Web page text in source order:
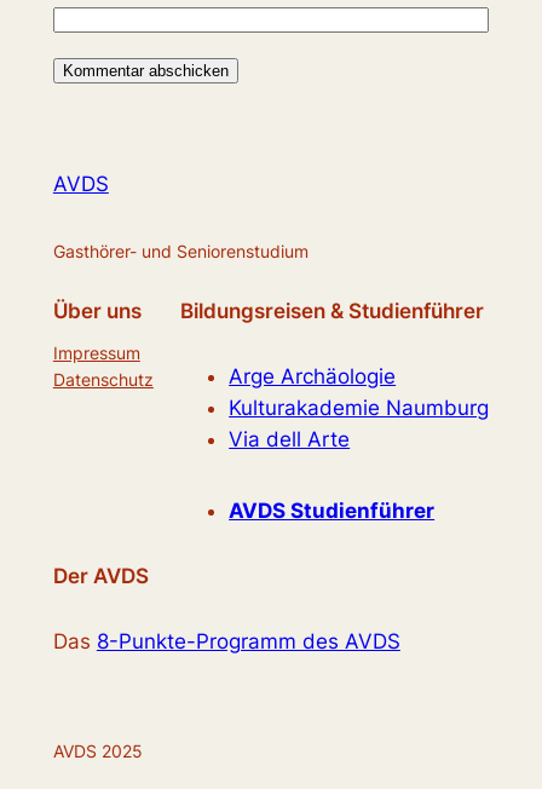
AVDS
Gasthörer- und Seniorenstudium
Über uns
Impressum
Datenschutz
Bildungsreisen & Studienführer
Arge Archäologie
Kulturakademie Naumburg
Via dell Arte
AVDS Studienführer
Der AVDS
Das 8-Punkte-Programm des AVDS
AVDS 2025